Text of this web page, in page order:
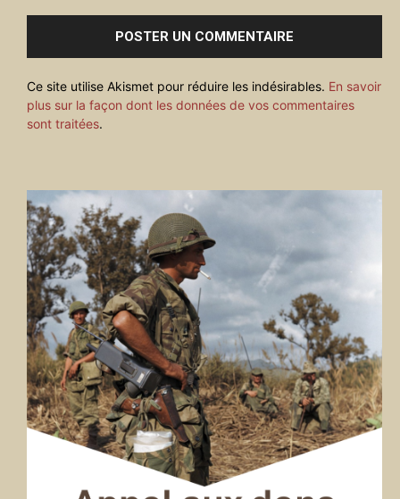
Ce site utilise Akismet pour réduire les indésirables. En savoir
plus sur la façon dont les données de vos commentaires
sont traitées.